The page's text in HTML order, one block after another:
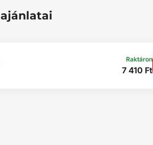
Raktáron
7 410 Ft